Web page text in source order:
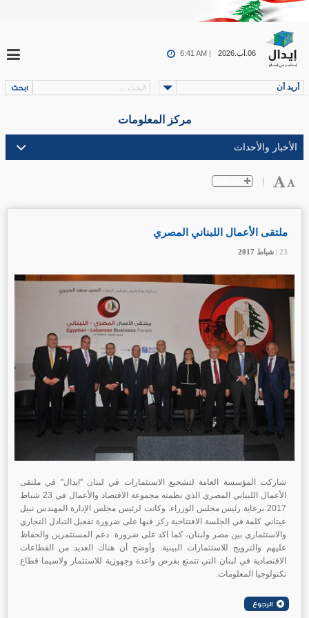
06.آب.2026 6:41 AM |
أريد أن
مركز المعلومات
23 | شباط
ملتقى الأعمال اللبناني المصري
23 | شباط 23 | شباط
شاركت المؤسسة العامة لتشجيع الاستثمارات في لبنان "ايدال" في ملتقى
الأعمال اللبناني المصري الذي نظمته مجموعة الاقتصاد والأعمال في 23 شباط
2017 برعاية رئيس مجلس الوزراء. وكانت لرئيس مجلس الإدارة المهندس نبيل
عيتاني كلمة في الجلسة الافتتاحية ركز فيها على ضرورة تفعيل التبادل التجاري
والاستثماري بين مصر ولبنان، كما اكد على ضرورة دعم المستثمرين والحفاظ
عليهم والترويج للاستثمارات البينية. وأوضح أن هناك العديد من القطاعات
الاقتصادية في لبنان التي تتمتع بفرص واعدة وجهوزية للاستثمار ولاسيما قطاع
تكنولوجيا المعلومات.